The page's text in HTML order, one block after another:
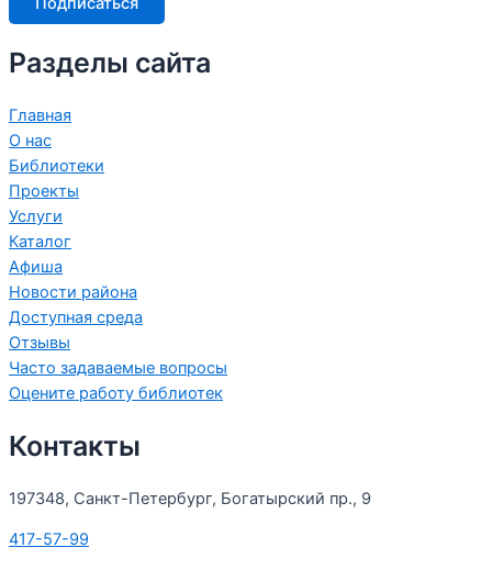
Разделы сайта
Главная
О нас
Библиотеки
Проекты
Услуги
Каталог
Афиша
Новости района
Доступная среда
Отзывы
Часто задаваемые вопросы
Оцените работу библиотек
Контакты
197348, Санкт-Петербург, Богатырский пр., 9
417-57-99